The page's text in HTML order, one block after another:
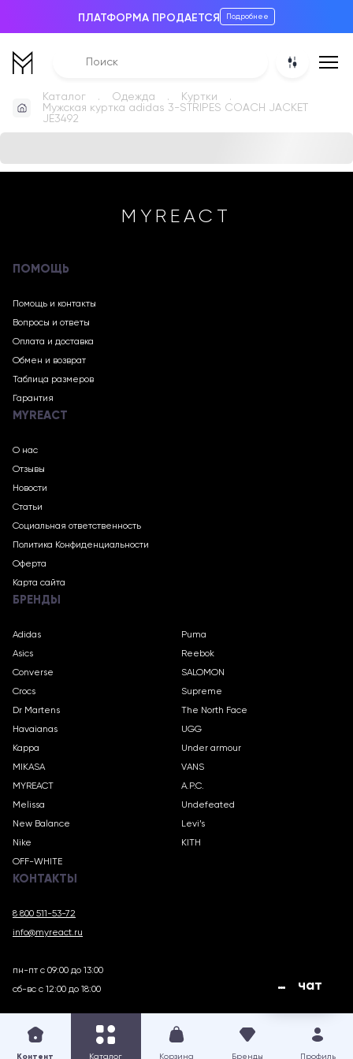
ПЛАТФОРМА ПРОДАЕТСЯ Подробнее
Каталог Одежда
Куртки
Мужская куртка adidas 3-STRIPES COACH JACKET
JE3492
MYREACT
ПОМОЩЬ
Помощь и контакты
Вопросы и ответы
Оплата и доставка
Обмен и возврат
Таблица размеров
Гарантия
MYREACT
О нас
Отзывы
Новости
Статьи
Социальная ответственность
Политика Конфиденциальности
Оферта
Карта сайта
БРЕНДЫ
Adidas
Asics
Converse
Crocs
Dr Martens
Havaianas
Kappa
MIKASA
MYREACT
Melissa
New Balance
Nike
OFF-WHITE
Puma
Reebok
SALOMON
Supreme
The North Face
UGG
Under armour
VANS
A.P.C.
Undefeated
Levi’s
KITH
КОНТАКТЫ
8 800 511-53-72
info@myreact.ru
пн-пт с 09:00 до 13:00
сб-вс с 12:00 до 18:00
Контент Каталог Корзина Бренды Профиль
чат